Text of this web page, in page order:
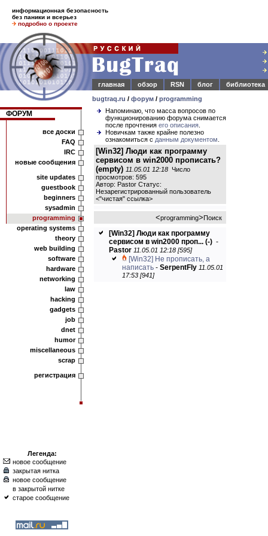
информационная безопасность
без паники и всерьез
подробно о проекте
главная
обзор RSN блог
библиотека
bugtraq.ru / форум / programming
ФОРУМ
все доски
FAQ
IRC
новые сообщения
site updates
guestbook
beginners
sysadmin
programming
operating systems
theory
web building
software
hardware
networking
law
hacking
gadgets
job
dnet
humor
miscellaneous
scrap
регистрация
Легенда:
новое сообщение
закрытая нитка
новое сообщение
в закрытой нитке
старое сообщение
Напоминаю, что масса вопросов по
функционированию форума снимается
после прочтения его описания
Новичкам также крайне полезно
ознакомиться с данным документом
[Win32] Люди как программу
сервисом в win2000 прописать?
(empty) 11.05.01 12:18 Число
просмотров: 595
Автор: Pastor Статус:
Незарегистрированный пользователь
<"чистая" ссылка>
<programming>Поиск
[Win32] Люди как программу
сервисом в win2000 проп... (-) -
Pastor 11.05.01 12:18 [595]
[Win32] Не прописать, а
написать - SerpentFly 11.05.01
17:53 [941]